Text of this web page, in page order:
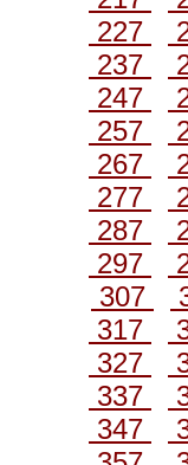
227
237
247
257
267
277
287
297
307
317
327
337
347